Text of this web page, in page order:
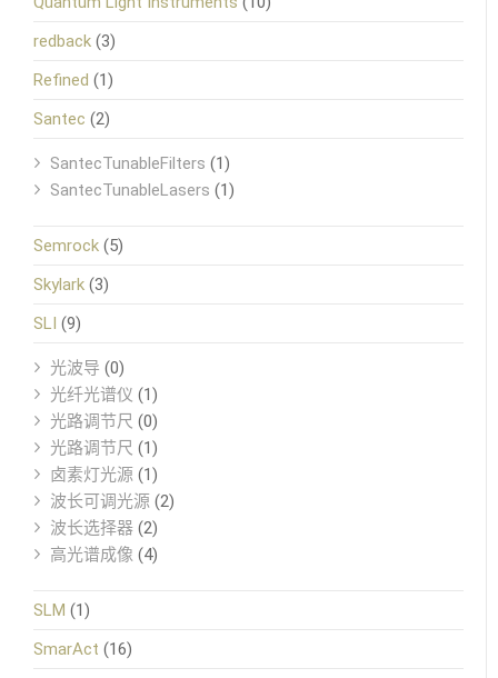
redback (3)
Refined (1)
Santec (2)
SantecTunableFilters (1)
SantecTunableLasers (1)
Semrock (5)
Skylark (3)
SLI (9)
光波导 (0)
光纤光谱仪 (1)
光路调节尺 (0)
光路调节尺 (1)
卤素灯光源 (1)
波长可调光源 (2)
波长选择器 (2)
高光谱成像 (4)
SLM (1)
SmarAct (16)